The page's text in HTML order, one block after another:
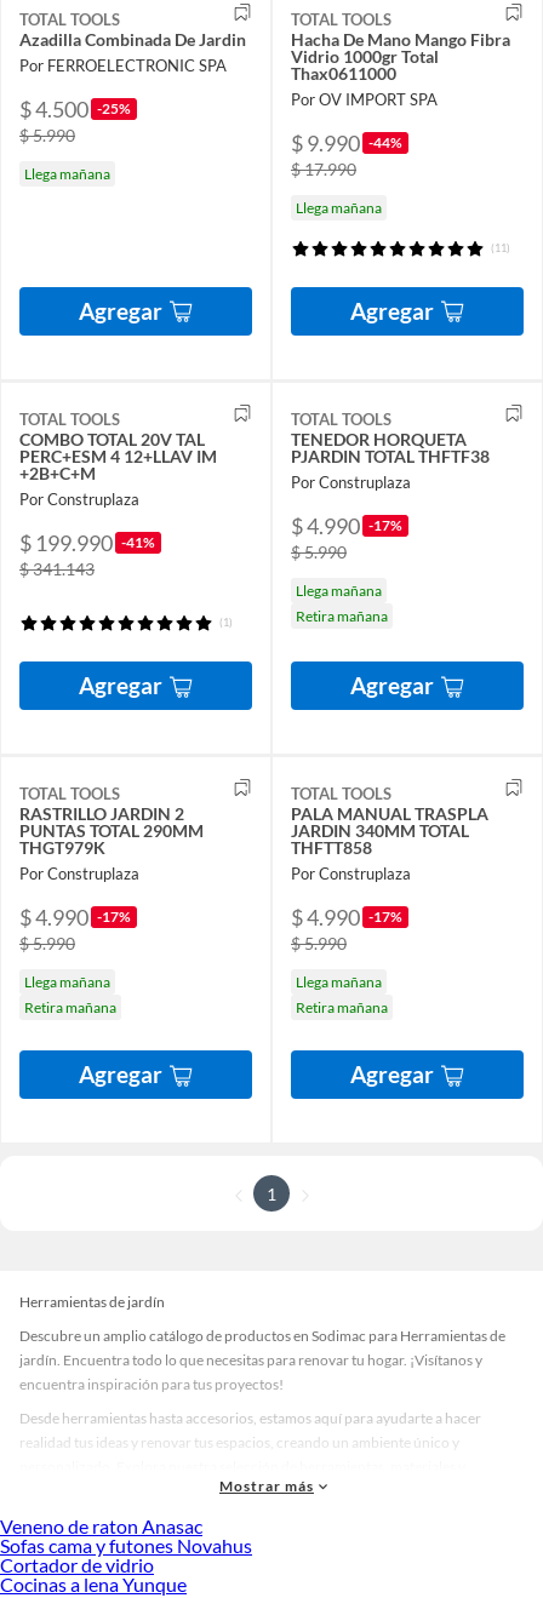
TOTAL TOOLS
Azadilla Combinada De Jardin
Por FERROELECTRONIC SPA
$ 4.500 -25%
$ 5.990
Llega mañana
Agregar
TOTAL TOOLS
Hacha De Mano Mango Fibra
Vidrio 1000gr Total
Thax0611000
Por OV IMPORT SPA
$ 9.990 -44%
$ 17.990
Llega mañana
(11)
Agregar
TOTAL TOOLS
COMBO TOTAL 20V TAL
PERC+ESM 4 12+LLAV IM
+2B+C+M
Por Construplaza
$ 199.990 -41%
$ 341.143
(1)
Agregar
TOTAL TOOLS
TENEDOR HORQUETA
PJARDIN TOTAL THFTF38
Por Construplaza
$ 4.990 -17%
$ 5.990
Llega mañana
Retira mañana
Agregar
TOTAL TOOLS
RASTRILLO JARDIN 2
PUNTAS TOTAL 290MM
THGT979K
Por Construplaza
$ 4.990 -17%
$ 5.990
Llega mañana
Retira mañana
Agregar
TOTAL TOOLS
PALA MANUAL TRASPLA
JARDIN 340MM TOTAL
THFTT858
Por Construplaza
$ 4.990 -17%
$ 5.990
Llega mañana
Retira mañana
Agregar
1
Herramientas de jardín
Descubre un amplio catálogo de productos en Sodimac para Herramientas de
jardín. Encuentra todo lo que necesitas para renovar tu hogar. ¡Visítanos y
encuentra inspiración para tus proyectos!
Desde herramientas hasta accesorios, estamos aquí para ayudarte a hacer
realidad tus ideas y renovar tus espacios, creando un ambiente único y
accesorios de calidad que te ayudarán a crear un espacio más tú.
Desde remodelaciones hasta proyectos de decoración, estamos aquí para hacer
tus ideas realidad. ¡Visítanos y encuentra todo lo que tenemos para ofrecerte en
Herramientas de jardín!
Mostrar más
Veneno de raton Anasac
Sofas cama y futones Novahus
Cortador de vidrio
Cocinas a lena Yunque